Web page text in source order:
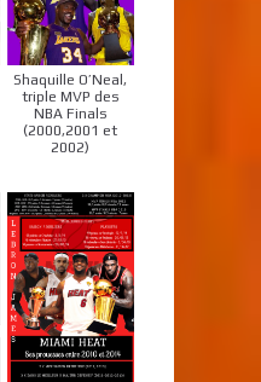
Shaquille O’Neal,
triple MVP des
NBA Finals
(2000,2001 et
2002)